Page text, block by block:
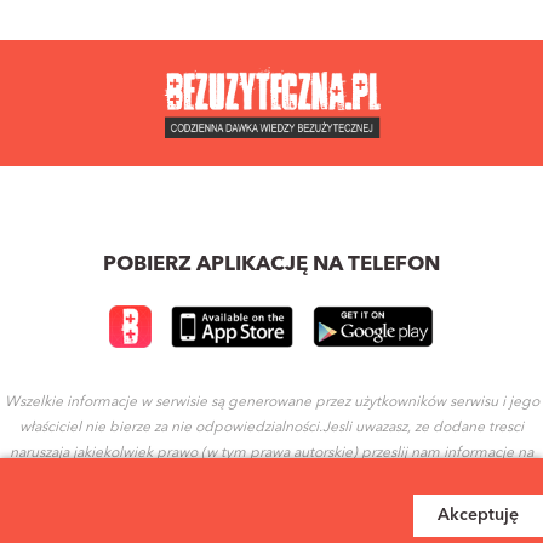
Akceptuję
POBIERZ APLIKACJĘ NA TELEFON
Wszelkie informacje w serwisie są generowane przez użytkowników serwisu i jego
właściciel nie bierze za nie odpowiedzialności.Jesli uwazasz, ze dodane tresci
naruszaja jakiekolwiek prawo (w tym prawa autorskie) przeslij nam informacje na